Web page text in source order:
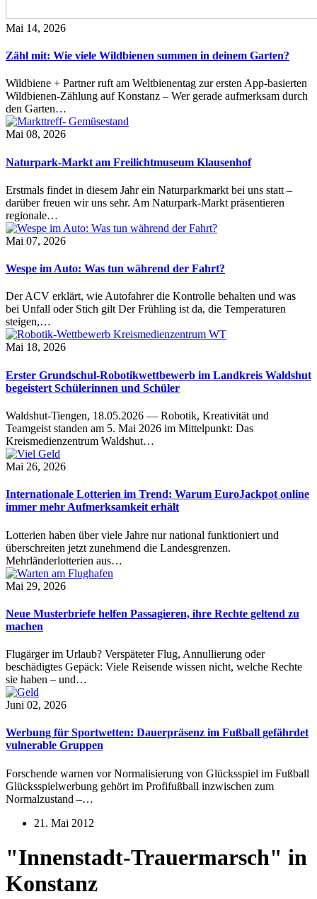
Mai 14, 2026
Zähl mit: Wie viele Wildbienen summen in deinem Garten?
Wildbiene + Partner ruft am Weltbienentag zur ersten App-basierten
Wildbienen-Zählung auf Konstanz – Wer gerade aufmerksam durch
den Garten…
Mai 08, 2026
Naturpark-Markt am Freilichtmuseum Klausenhof
Erstmals findet in diesem Jahr ein Naturparkmarkt bei uns statt –
darüber freuen wir uns sehr. Am Naturpark-Markt präsentieren
regionale…
Mai 07, 2026
Wespe im Auto: Was tun während der Fahrt?
Der ACV erklärt, wie Autofahrer die Kontrolle behalten und was
bei Unfall oder Stich gilt Der Frühling ist da, die Temperaturen
steigen,…
Mai 18, 2026
Erster Grundschul-Robotikwettbewerb im Landkreis Waldshut
begeistert Schülerinnen und Schüler
Waldshut-Tiengen, 18.05.2026 — Robotik, Kreativität und
Teamgeist standen am 5. Mai 2026 im Mittelpunkt: Das
Kreismedienzentrum Waldshut…
Mai 26, 2026
Internationale Lotterien im Trend: Warum EuroJackpot online
immer mehr Aufmerksamkeit erhält
Lotterien haben über viele Jahre nur national funktioniert und
überschreiten jetzt zunehmend die Landesgrenzen.
Mehrländerlotterien aus…
Mai 29, 2026
Neue Musterbriefe helfen Passagieren, ihre Rechte geltend zu
machen
Flugärger im Urlaub? Verspäteter Flug, Annullierung oder
beschädigtes Gepäck: Viele Reisende wissen nicht, welche Rechte
sie haben – und…
Juni 02, 2026
Werbung für Sportwetten: Dauerpräsenz im Fußball gefährdet
vulnerable Gruppen
Forschende warnen vor Normalisierung von Glücksspiel im Fußball
Glücksspielwerbung gehört im Profifußball inzwischen zum
Normalzustand –…
21. Mai 2012
"Innenstadt-Trauermarsch" in
Konstanz